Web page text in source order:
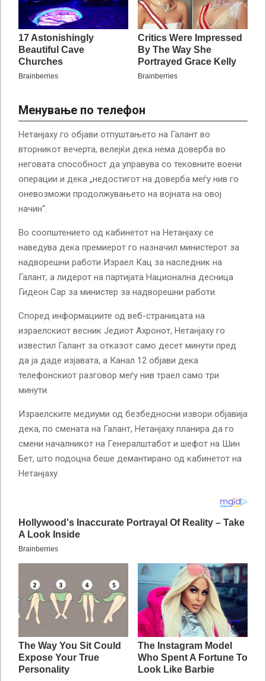
Менување по телефон
Нетанјаху го објави отпуштањето на Галант во
вторникот вечерта, велејќи дека нема доверба во
неговата способност да управува со тековните воени
операции и дека „недостигот на доверба меѓу нив го
оневозможи продолжувањето на војната на овој
начин“.
Во соопштението од кабинетот на Нетанјаху се
наведува дека премиерот го назначил министерот за
надворешни работи Израел Кац за наследник на
Галант, а лидерот на партијата Национална десница
Гидеон Сар за министер за надворешни работи.
Според информациите од веб-страницата на
израелскиот весник Једиот Ахронот, Нетанјаху го
известил Галант за отказот само десет минути пред
да ја даде изјавата, а Канал 12 објави дека
телефонскиот разговор меѓу нив траел само три
минути.
Израелските медиуми од безбедносни извори објавија
дека, по смената на Галант, Нетанјаху планира да го
смени началникот на Генералштабот и шефот на Шин
Бет, што подоцна беше демантирано од кабинетот на
Нетанјаху.